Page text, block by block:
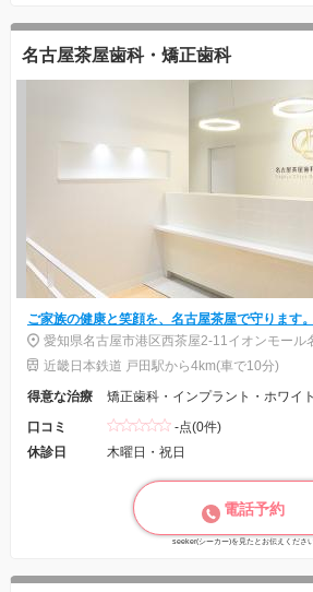
名古屋茶屋歯科・矯正歯科
ご家族の健康と笑顔を、名古屋茶屋で守ります。
愛知県名古屋市港区西茶屋2-11イオンモール
近畿日本鉄道 戸田駅から4km(車で10分)
得意な治療
矯正歯科・インプラント・ホワイ
口コミ
-点(0件)
休診日
木曜日・祝日
電話予約
seeker(シーカー)を見たとお伝えくださ